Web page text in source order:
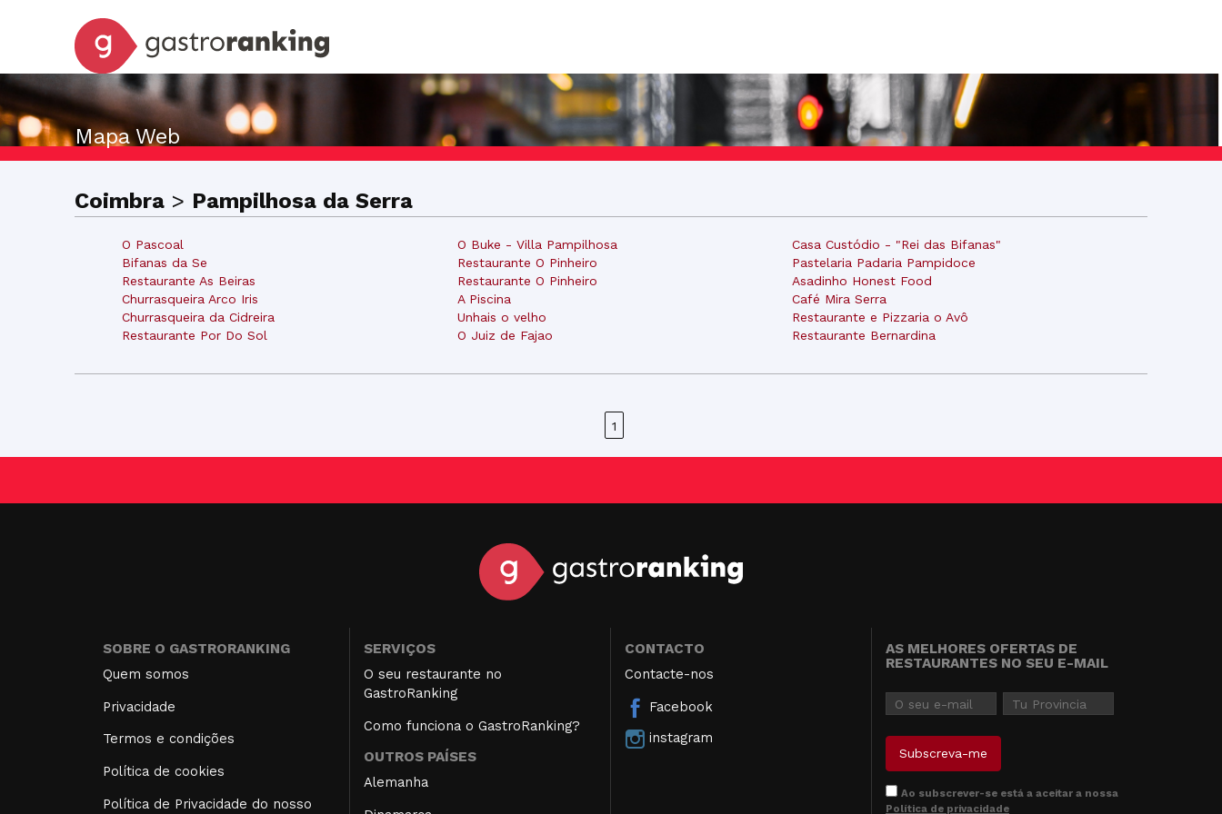
Mapa Web
Coimbra > Pampilhosa da Serra
O Pascoal
Bifanas da Se
Restaurante As Beiras
Churrasqueira Arco Iris
Churrasqueira da Cidreira
Restaurante Por Do Sol
O Buke - Villa Pampilhosa
Restaurante O Pinheiro
Restaurante O Pinheiro
A Piscina
Unhais o velho
O Juiz de Fajao
Casa Custódio - "Rei das Bifanas"
Pastelaria Padaria Pampidoce
Asadinho Honest Food
Café Mira Serra
Restaurante e Pizzaria o Avô
Restaurante Bernardina
1
SOBRE O GASTRORANKING
Quem somos
Privacidade
Termos e condições
Política de cookies
Política de Privacidade do nosso
SERVIÇOS
O seu restaurante no
GastroRanking
Como funciona o GastroRanking?
OUTROS PAÍSES
Alemanha
CONTACTO
Contacte-nos
Facebook
instagram
AS MELHORES OFERTAS DE
RESTAURANTES NO SEU E-MAIL
Ao subscrever-se está a aceitar a nossa
Política de privacidade